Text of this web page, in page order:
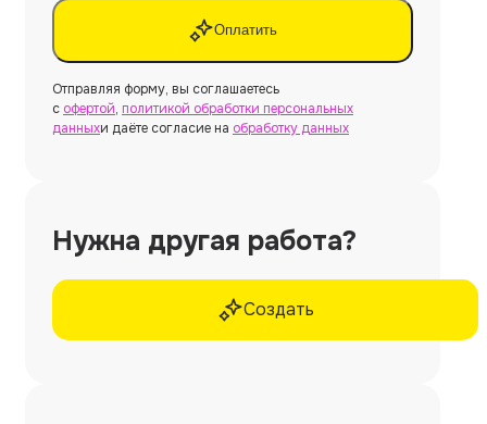
Оплатить
Отправляя форму, вы соглашаетесь
с офертой, политикой обработки персональных
данныхи даёте согласие на обработку данных
Нужна другая работа?
Создать